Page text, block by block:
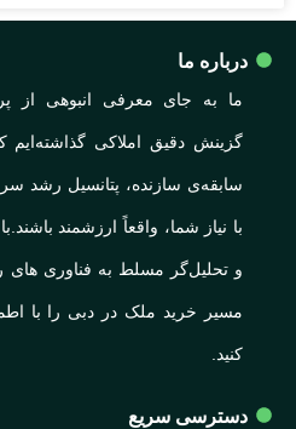
درباره ما
ما به جای معرفی انبوهی از
گزینش دقیق املاکی
سابقه‌ی سازنده، پتانسیل رشد
با نیاز شما، واقعاً ارزشمند
و تحلیل‌گر مسلط به فناوری های
مسیر خرید ملک در دبی را با
کنید.
دسترسی سریع